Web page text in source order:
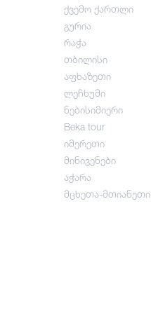
ქვემო ქართლი
გურია
რაჭა
თბილისი
აფხაზეთი
ლეჩხუმი
ნებისიმიერი
Beka tour
იმერეთი
მინივენები
აჭარა
მცხეთა-მთიანეთი